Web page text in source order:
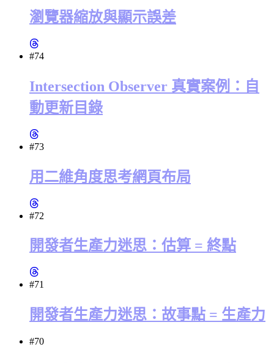
瀏覽器縮放與顯示誤差
#74
Intersection Observer 真實案例：自
動更新目錄
#73
用二維角度思考網頁布局
#72
開發者生產力迷思：估算 = 終點
#71
開發者生產力迷思：故事點 = 生產力
#70